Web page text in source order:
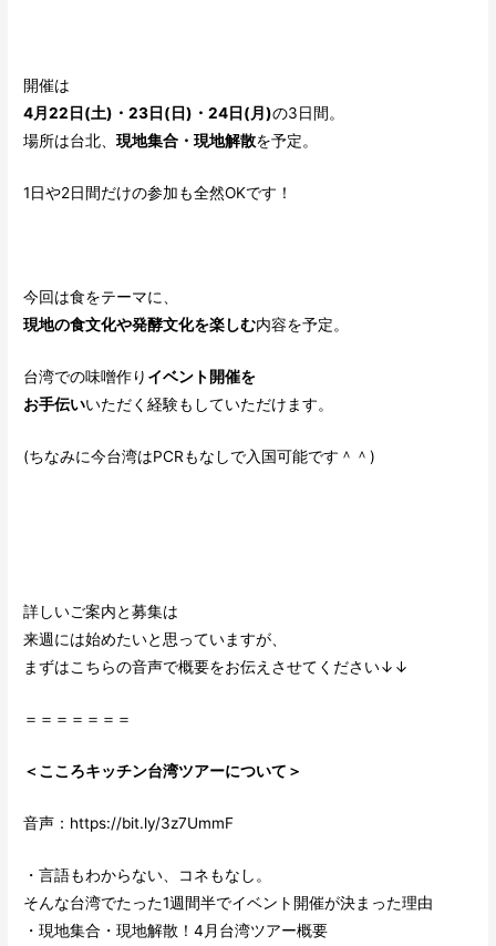
開催は
4月22日(土)・23日(日)・24日(月)の3日間。
場所は台北、現地集合・現地解散を予定。
1日や2日間だけの参加も全然OKです！
今回は食をテーマに、
現地の食文化や発酵文化を楽しむ内容を予定。
台湾での味噌作り イベント開催を
お手伝いいただく経験もしていただけます。
(ちなみに今台湾はPCRもなしで入国可能です＾＾)
詳しいご案内と募集は
来週には始めたいと思っていますが、
まずはこちらの音声で概要をお伝えさせてください↓↓
＝＝＝＝＝＝＝
＜こころキッチン台湾ツアーについて＞
音声： https://bit.ly/3z7UmmF
・言語もわからない、コネもなし。
そんな台湾でたった1週間半でイベント開催が決まった理由
・現地集合・現地解散！4月台湾ツアー概要